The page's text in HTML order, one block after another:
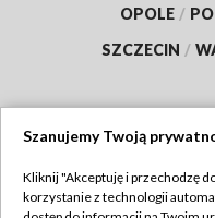
OPOLE /
SZCZECIN /
Szanujemy Twoją
Kliknij "Akceptuję i przechodzę
korzystanie z technologii